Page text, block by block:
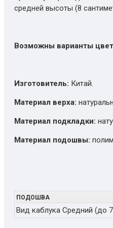
средней высоты (8
Возможны варианты
Изготовитель: Китай.
Материал верха:
Материал подкладки:
Материал подошвы:
ПОДОШВА
Вид каблука Средний (до